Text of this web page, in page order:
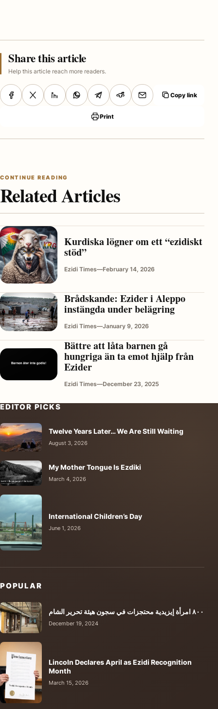
Share this article
Help this article reach more readers.
Copy link
Print
CONTINUE READING
Related Articles
Kurdiska lögner om ett “ezidiskt
stöd”
Ezidi Times—February 14, 2026
Brådskande: Ezider i Aleppo
instängda under belägring
Ezidi Times—January 9, 2026
Bättre att låta barnen gå
hungriga än ta emot hjälp från
Ezider
Ezidi Times—December 23, 2025
EDITOR PICKS
Twelve Years Later… We Are Still Waiting
August 3, 2026
My Mother Tongue Is Ezdiki
March 4, 2026
International Children’s Day
June 1, 2026
POPULAR
٨٠٠ امرأة إيزيدية محتجزات في سجون هيئة تحرير الشام
December 19, 2024
Lincoln Declares April as Ezidi Recognition
Month
March 15, 2026